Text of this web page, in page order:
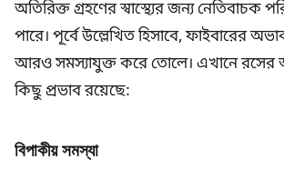
অতিরিক্ত গ্রহণের স্বাস্থ্যের জন্য নেতিবাচক
পারে। পূর্বে উল্লেখিত হিসাবে, ফাইবারের
আরও সমস্যাযুক্ত করে তোলে। এখানে রসের
কিছু প্রভাব রয়েছে:
বিপাকীয় সমস্যা